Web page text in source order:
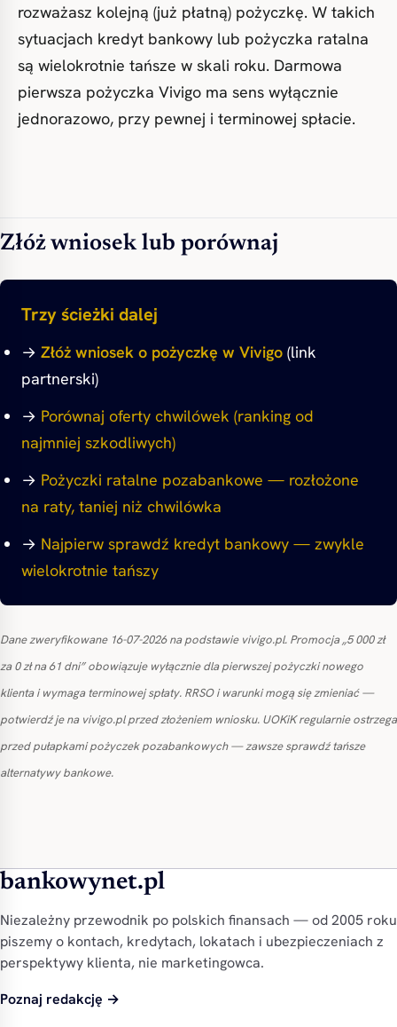
rozważasz kolejną (już płatną) pożyczkę. W takich
sytuacjach kredyt bankowy lub pożyczka ratalna
są wielokrotnie tańsze w skali roku. Darmowa
pierwsza pożyczka Vivigo ma sens wyłącznie
jednorazowo, przy pewnej i terminowej spłacie.
Złóż wniosek lub porównaj
Trzy ścieżki dalej
→ Złóż wniosek o pożyczkę w Vivigo (link
partnerski)
→ Porównaj oferty chwilówek (ranking od
najmniej szkodliwych)
→ Pożyczki ratalne pozabankowe — rozłożone
na raty, taniej niż chwilówka
→ Najpierw sprawdź kredyt bankowy — zwykle
wielokrotnie tańszy
Dane zweryfikowane 16-07-2026 na podstawie vivigo.pl. Promocja „5 000 zł
za 0 zł na 61 dni” obowiązuje wyłącznie dla pierwszej pożyczki nowego
klienta i wymaga terminowej spłaty. RRSO i warunki mogą się zmieniać —
potwierdź je na vivigo.pl przed złożeniem wniosku. UOKiK regularnie ostrzega
przed pułapkami pożyczek pozabankowych — zawsze sprawdź tańsze
alternatywy bankowe.
bankowynet.pl
Niezależny przewodnik po polskich finansach — od 2005 roku
piszemy o kontach, kredytach, lokatach i ubezpieczeniach z
perspektywy klienta, nie marketingowca.
Poznaj redakcję →